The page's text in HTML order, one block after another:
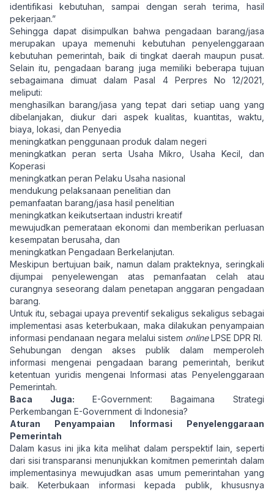
identifikasi kebutuhan, sampai dengan serah terima, hasil
pekerjaan.”
Sehingga dapat disimpulkan bahwa pengadaan barang/jasa
merupakan upaya memenuhi kebutuhan penyelenggaraan
kebutuhan pemerintah, baik di tingkat daerah maupun pusat.
Selain itu, pengadaan barang juga memiliki beberapa tujuan
sebagaimana dimuat dalam Pasal 4 Perpres No 12/2021,
meliputi:
menghasilkan barang/jasa yang tepat dari setiap uang yang
dibelanjakan, diukur dari aspek kualitas, kuantitas, waktu,
biaya, lokasi, dan Penyedia
meningkatkan penggunaan produk dalam negeri
meningkatkan peran serta Usaha Mikro, Usaha Kecil, dan
Koperasi
meningkatkan peran Pelaku Usaha nasional
mendukung pelaksanaan penelitian dan
pemanfaatan barang/jasa hasil penelitian
meningkatkan keikutsertaan industri kreatif
mewujudkan pemerataan ekonomi dan memberikan perluasan
kesempatan berusaha, dan
meningkatkan Pengadaan Berkelanjutan.
Meskipun bertujuan baik, namun dalam prakteknya, seringkali
dijumpai penyelewengan atas pemanfaatan celah atau
curangnya seseorang dalam penetapan anggaran pengadaan
barang.
Untuk itu, sebagai upaya preventif sekaligus sekaligus sebagai
implementasi asas keterbukaan, maka dilakukan penyampaian
informasi pendanaan negara melalui sistem onlineLPSE DPR RI.
Sehubungan dengan akses publik dalam memperoleh
informasi mengenai pengadaan barang pemerintah, berikut
ketentuan yuridis mengenai Informasi atas Penyelenggaraan
Pemerintah.
Baca Juga: E-Government: Bagaimana Strategi
Perkembangan E-Government di Indonesia?
Aturan Penyampaian Informasi Penyelenggaraan
Pemerintah
Dalam kasus ini jika kita melihat dalam perspektif lain, seperti
dari sisi transparansi menunjukkan komitmen pemerintah dalam
implementasinya mewujudkan asas umum pemerintahan yang
baik. Keterbukaan informasi kepada publik, khususnya